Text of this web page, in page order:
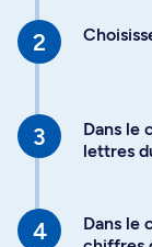
Dans le
lettres
Dans le